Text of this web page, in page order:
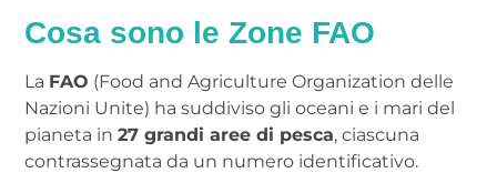
Cosa sono le Zone FAO
La FAO (Food and Agriculture Organization delle
Nazioni Unite) ha suddiviso gli oceani e i mari del
pianeta in 27 grandi aree di pesca, ciascuna
contrassegnata da un numero identificativo.